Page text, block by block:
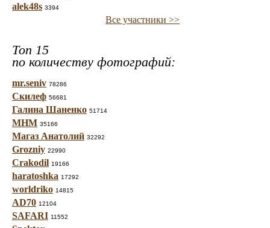
alek48s 3394
Все участники >>
Топ 15
по количеству фотографий:
mr.seniv 78286
Скилеф 56681
Галина Шаненко 51714
МНМ 35166
Магаз Анатолий 32292
Grozniy 22990
Crakodil 19166
haratoshka 17292
worldriko 14815
AD70 12104
SAFARI 11552